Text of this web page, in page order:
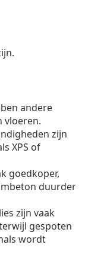
andere
vloeren.
zijn
XPS of
goedkoper,
duurder
zijn vaak
gespoten
wordt